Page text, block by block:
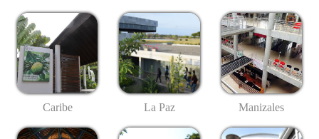
Caribe La Paz Manizales